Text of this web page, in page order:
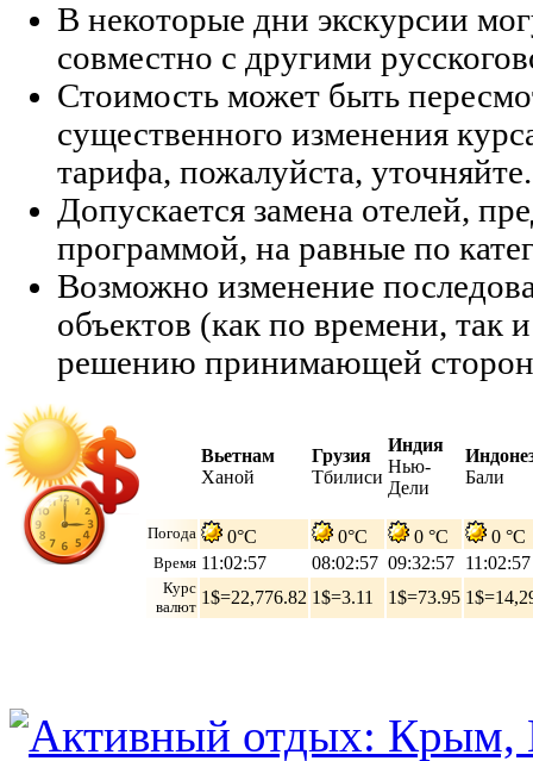
В некоторые дни экскурсии
совместно с другими
Стоимость может быть
существенного изменения
тарифа, пожалуйста, уточняйте.
Допускается замена отелей,
программой, на равные по
Возможно изменение
объектов (как по времени, так
решению принимающей
Вьетнам
Ханой
Грузия
Тбилиси
Индия
Нью-
Дели
Бали
Погода 0°C 0°C 0 °C 0 °C
Время 11:02:58 08:02:58 09:32:58 11:02:58
Курс
валют 1$=22,776.82 1$=3.11 1$=73.95